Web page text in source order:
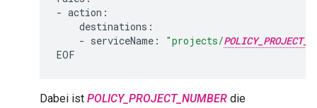
-
- serviceName: "projects/
Dabei ist POLICY_PROJECT_NUMBER die